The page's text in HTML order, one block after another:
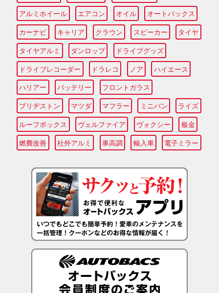
アルミホイール エアコン オイル オートバックス
カーナビ キャリア クラウン スピーカー タイヤ
タイヤアルミ ダンロップ ドライブグッズ
ドライブレコーダー ドラレコ ノア ハイエース
ハリアー バッテリー フロントガラス
ブリヂストン マツダ マフラー ミニバン ライズ
ルーフボックス ヴェルファイア ヴォクシー 板金
燃費改善 社外アルミ 車高調 輸入車 電子ミラー